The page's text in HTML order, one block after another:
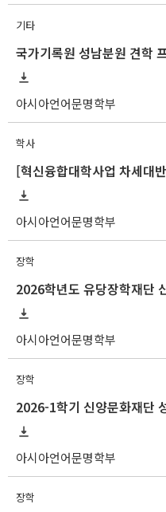
기타
국가기록원 성남분원 견학
아시아언어문명학부
학사
아시아언어문명학부
장학
아시아언어문명학부
장학
아시아언어문명학부
장학